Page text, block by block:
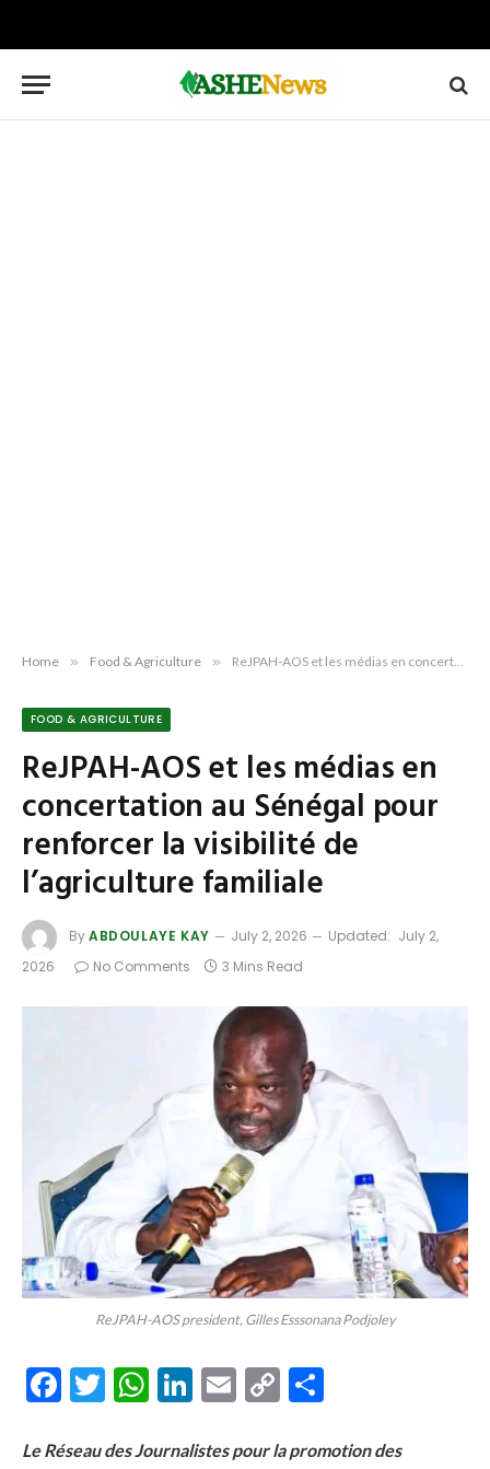
Home » Food & Agriculture » ReJPAH-AOS et les médias en concertation au Sénégal pour renforcer la visibilité de l’agriculture familiale
FOOD & AGRICULTURE
ReJPAH-AOS et les médias en
concertation au Sénégal pour
renforcer la visibilité de
l’agriculture familiale
ByABDOULAYE KAY July 2, 2026 Updated: July 2,
2026
No Comments 3 Mins Read
ReJPAH-AOS president, Gilles Esssonana Podjoley
Facebook
Twitter
WhatsApp
LinkedIn
Email
Copy
Le Réseau des Journalistes pour la promotion des